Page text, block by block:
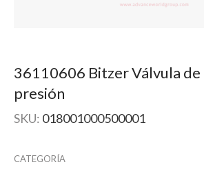
36110606 Bitzer Válvula de
presión
SKU: 018001000500001
CATEGORÍA